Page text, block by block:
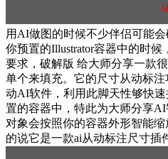
用AI做图的时候不少伴侣可能
你预置的Illustrator容器中的时
要求，破解版 给大师分享一款
单个来填充。它的尺寸从动标
动AI软件，利用此脚天性够快
置的容器中，特此为大师分享
对象会按照你的容器外形智能
的说它是一款ai从动标注尺寸插